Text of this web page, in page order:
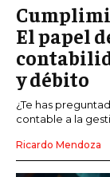
El papel
y débito
¿Te has
contable a la
Ricardo Mendoza